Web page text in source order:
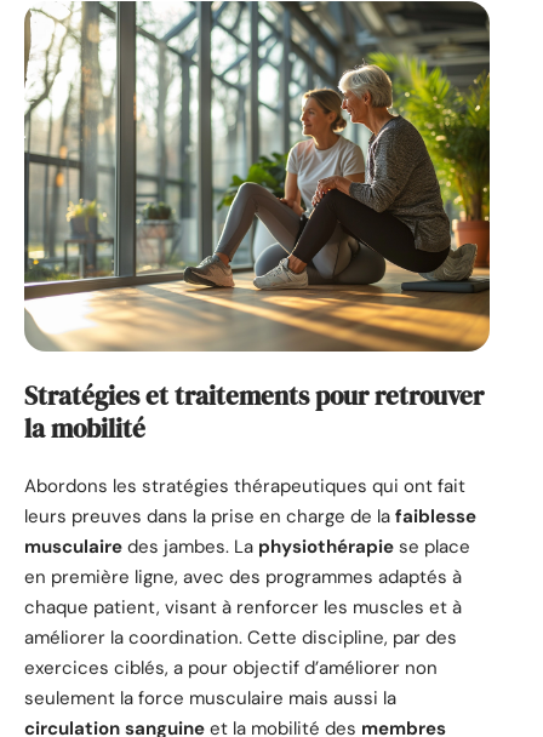
Stratégies et traitements pour retrouver
la mobilité
Abordons les stratégies thérapeutiques qui ont fait
leurs preuves dans la prise en charge de la faiblesse
musculaire des jambes. La physiothérapie se place
en première ligne, avec des programmes adaptés à
chaque patient, visant à renforcer les muscles et à
améliorer la coordination. Cette discipline, par des
exercices ciblés, a pour objectif d’améliorer non
seulement la force musculaire mais aussi la
circulation sanguine et la mobilité des membres